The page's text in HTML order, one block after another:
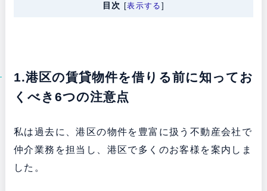
目次 [表示する
1.港区の賃貸物件を借りる前に知ってお
くべき6つの注意点
私は過去に、港区の物件を豊富に扱う不動産会社で
仲介業務を担当し、港区で多くのお客様を案内しま
した。